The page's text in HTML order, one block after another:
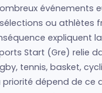
ou
expliquent
Start (Gre) relie
tennis, basket,
priorité dépend de